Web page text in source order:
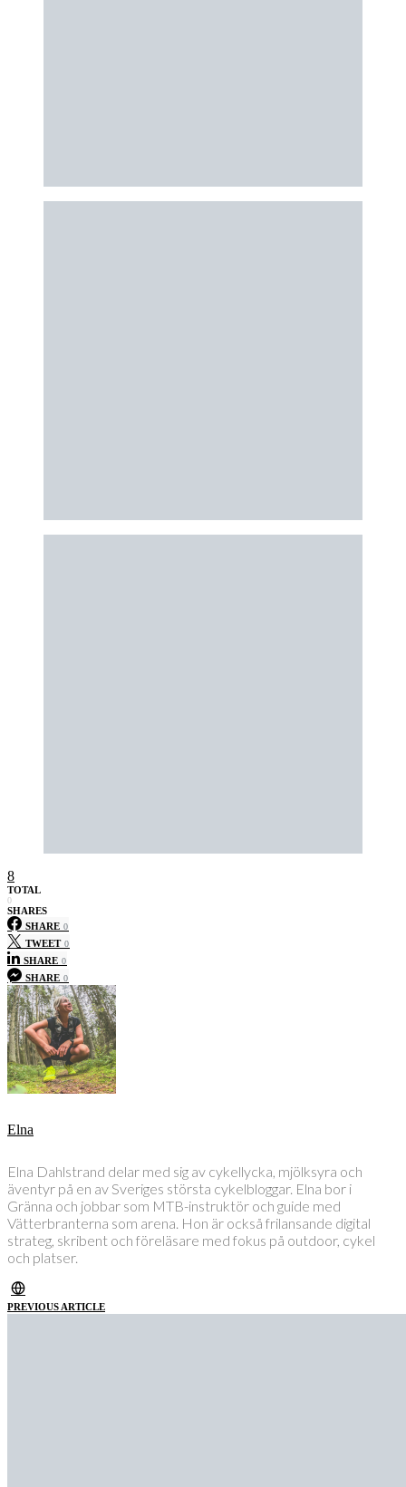
8
TOTAL
0
SHARES
SHARE 0
TWEET 0
SHARE 0
SHARE 0
Elna
Elna Dahlstrand delar med sig av cykellycka, mjölksyra och
äventyr på en av Sveriges största cykelbloggar. Elna bor i
Gränna och jobbar som MTB-instruktör och guide med
Vätterbranterna som arena. Hon är också frilansande digital
strateg, skribent och föreläsare med fokus på outdoor, cykel
och platser.
PREVIOUS ARTICLE